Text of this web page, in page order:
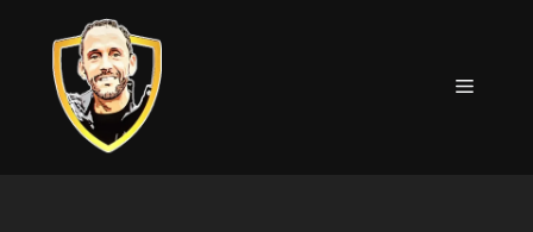
springen
MENÜ